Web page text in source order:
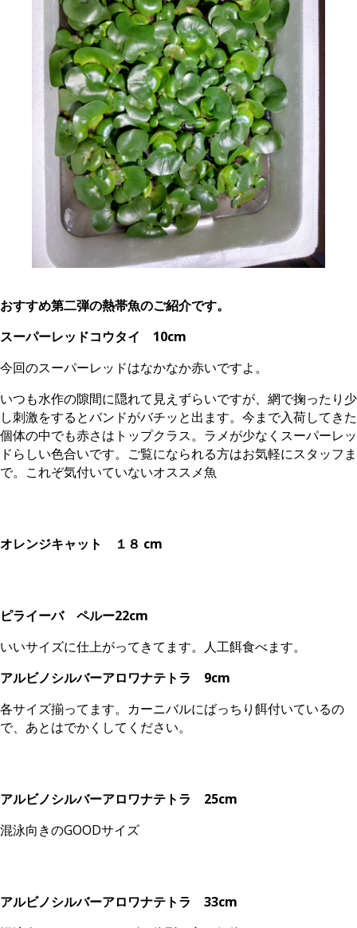
おすすめ第二弾の熱帯魚のご紹介です。
スーパーレッドコウタイ 10cm
今回のスーパーレッドはなかなか赤いですよ。
いつも水作の隙間に隠れて見えずらいですが、網で掬ったり少
し刺激をするとバンドがバチッと出ます。今まで入荷してきた
個体の中でも赤さはトップクラス。ラメが少なくスーパーレッ
ドらしい色合いです。ご覧になられる方はお気軽にスタッフま
で。これぞ気付いていないオススメ魚
オレンジキャット １８ cm
ピライーバ ペルー22cm
いいサイズに仕上がってきてます。人工餌食べます。
アルビノシルバーアロワナテトラ 9cm
各サイズ揃ってます。カーニバルにばっちり餌付いているの
で、あとはでかくしてください。
アルビノシルバーアロワナテトラ 25cm
混泳向きのGOODサイズ
アルビノシルバーアロワナテトラ 33cm